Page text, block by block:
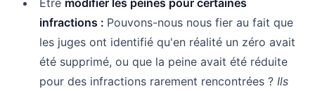
infractions : Pouvons-nous nous fier au fait que
les juges ont identifié qu'en réalité un zéro avait
été supprimé, ou que la peine avait été réduite
pour des infractions rarement rencontrées ? Ils